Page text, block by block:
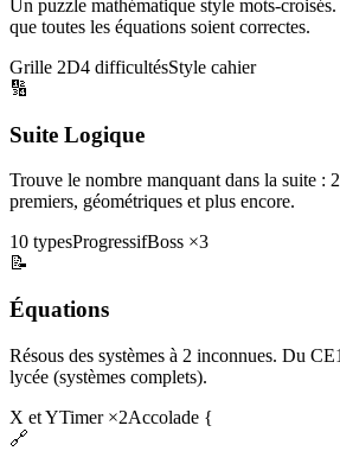
Un puzzle mathématique style mots-
que toutes les équations soient correctes.
Grille 2D4 difficultésStyle cahier
🔢
Suite Logique
Trouve le nombre manquant dans la suite :
premiers, géométriques et plus encore.
10 typesProgressifBoss ×3
📝
Équations
Résous des systèmes à 2 inconnues. Du
lycée (systèmes complets).
X et YTimer ×2Accolade {
🔗